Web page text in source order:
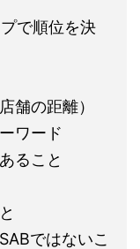
で順位を決
舗の距離）
ワード
ること
ではないこ